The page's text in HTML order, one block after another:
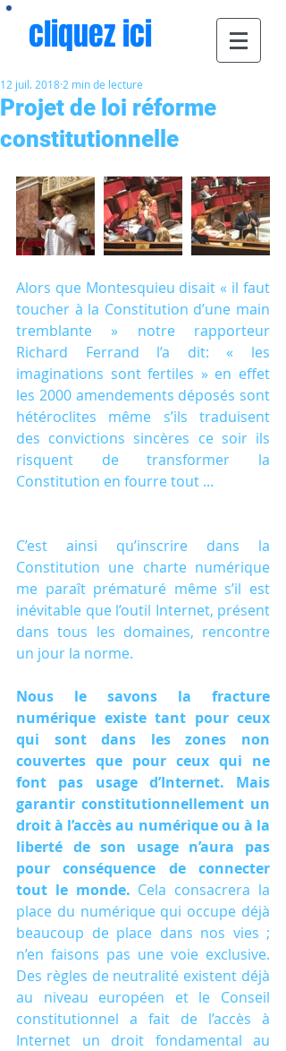
cliquez ici
Projet de loi réforme
constitutionnelle
12 juil. 2018 2 min de lecture
Alors que Montesquieu disait « il faut
toucher à la Constitution d’une main
tremblante » notre rapporteur
Richard Ferrand l’a dit: « les
imaginations sont fertiles » en effet
les 2000 amendements déposés sont
hétéroclites même s’ils traduisent
des convictions sincères ce soir ils
risquent de transformer la
Constitution en fourre tout ...
C’est ainsi qu’inscrire dans la
Constitution une charte numérique
me paraît prématuré même s’il est
inévitable que l’outil Internet, présent
dans tous les domaines, rencontre
un jour la norme.
Nous le savons la fracture
numérique existe tant pour ceux
qui sont dans les zones non
couvertes que pour ceux qui ne
font pas usage d’Internet. Mais
garantir constitutionnellement un
droit à l’accès au numérique ou à la
liberté de son usage n’aura pas
pour conséquence de connecter
tout le monde. Cela consacrera la
place du numérique qui occupe déjà
beaucoup de place dans nos vies ;
n’en faisons pas une voie exclusive.
Des règles de neutralité existent déjà
au niveau européen et le Conseil
constitutionnel a fait de l’accès à
Internet un droit fondamental au